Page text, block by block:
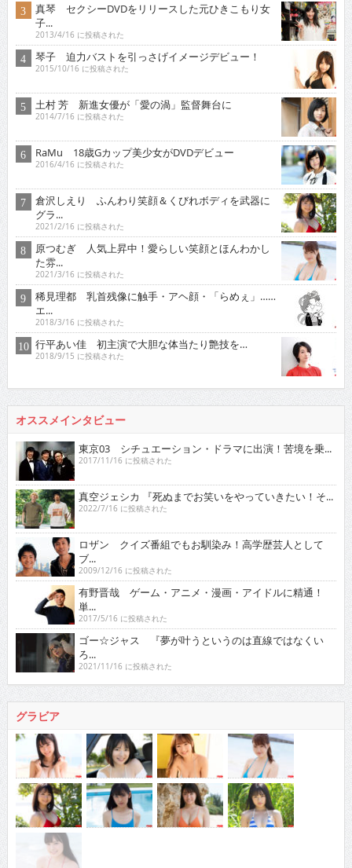
真琴 セクシーDVDをリリースした元ひきこもり女
子...
2013/4/16 に投稿された
琴子 迫力バストを引っさげイメージデビュー！
2015/10/16 に投稿された
土村 芳 新進女優が「愛の渦」監督舞台に
2014/7/16 に投稿された
RaMu 18歳Gカップ美少女がDVDデビュー
2016/4/16 に投稿された
倉沢しえり ふんわり笑顔＆くびれボディを武器に
グラ...
2021/2/16 に投稿された
原つむぎ 人気上昇中！愛らしい笑顔とほんわかし
た雰...
2021/3/16 に投稿された
稀見理都 乳首残像に触手・アヘ顔・「らめぇ」……
エ...
2018/3/16 に投稿された
行平あい佳 初主演で大胆な体当たり艶技を…
2018/9/15 に投稿された
オススメインタビュー
東京03 シチュエーション・ドラマに出演！苦境を乗...
2017/11/16 に投稿された
真空ジェシカ 『死ぬまでお笑いをやっていきたい！そ...
2022/7/16 に投稿された
ロザン クイズ番組でもお馴染み！高学歴芸人として
ブ...
2009/12/16 に投稿された
有野晋哉 ゲーム・アニメ・漫画・アイドルに精通！
単...
2017/5/16 に投稿された
ゴー☆ジャス 『夢が叶うというのは直線ではなくい
ろ...
2021/11/16 に投稿された
グラビア